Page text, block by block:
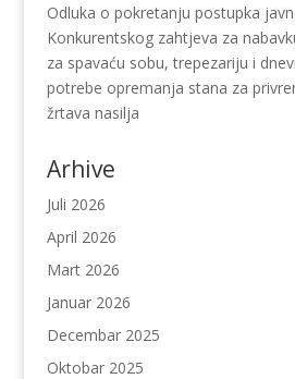
Odluka o pokretanju postupka
Konkurentskog zahtjeva za
za spavaću sobu, trepezariju i
potrebe opremanja stana za
žrtava nasilja
Arhive
Juli 2026
April 2026
Mart 2026
Januar 2026
Decembar 2025
Oktobar 2025